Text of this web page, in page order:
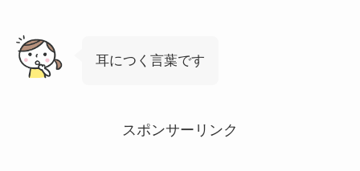
耳につく言葉です
スポンサーリンク